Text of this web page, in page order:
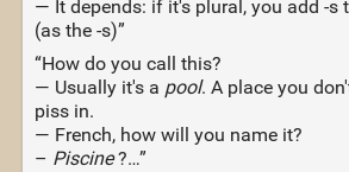
— It depends: if it's plural, you add -s
(as the -s)”
“How do you call this?
— Usually it's a pool. A place you
piss in.
— French, how will you name it?
– Piscine?…”